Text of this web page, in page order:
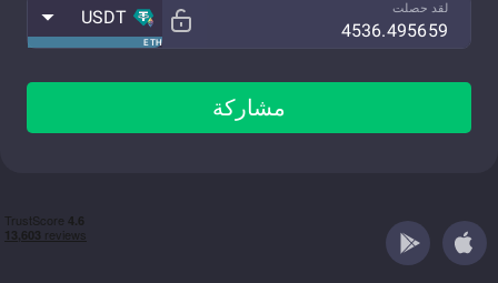
لقد حصلت
ETH
USDT
مشاركة